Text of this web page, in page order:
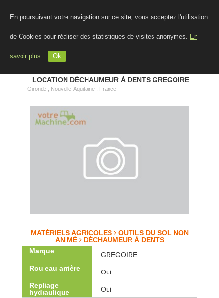
En poursuivant votre navigation sur ce site, vous acceptez l'utilisation
de Cookies pour réaliser des statistiques de visites anonymes. En
savoir plus Ok
LOCATION DÉCHAUMEUR À DENTS GREGOIRE
Gironde , Nouvelle-Aquitaine , France
MATÉRIELS AGRICOLES OUTILS DU SOL NON
ANIMÉ DÉCHAUMEUR À DENTS
Marque
GREGOIRE
Rouleau arrière
Oui
Repliage
hydraulique
Oui